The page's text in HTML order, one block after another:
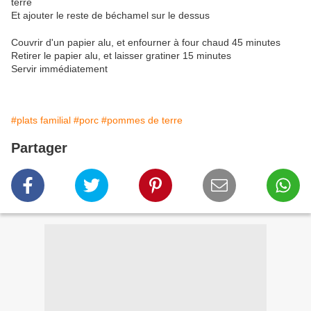
Et ajouter le reste de béchamel sur le dessus
Couvrir d'un papier alu, et enfourner à four chaud 45 minutes
Retirer le papier alu, et laisser gratiner 15 minutes
Servir immédiatement
#plats familial #porc #pommes de terre
Partager